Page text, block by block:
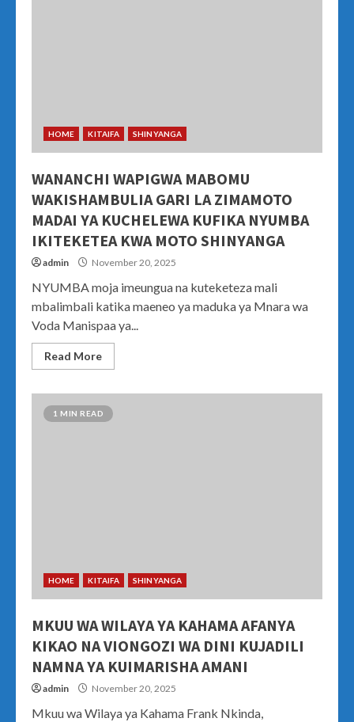
HOME KITAIFA SHINYANGA
WANANCHI WAPIGWA MABOMU
WAKISHAMBULIA GARI LA ZIMAMOTO
MADAI YA KUCHELEWA KUFIKA NYUMBA
IKITEKETEA KWA MOTO SHINYANGA
admin November 20, 2025
NYUMBA moja imeungua na kuteketeza mali
mbalimbali katika maeneo ya maduka ya Mnara wa
Voda Manispaa ya...
Read More
1 MIN READ
HOME KITAIFA SHINYANGA
MKUU WA WILAYA YA KAHAMA AFANYA
KIKAO NA VIONGOZI WA DINI KUJADILI
NAMNA YA KUIMARISHA AMANI
admin November 20, 2025
Mkuu wa Wilaya ya Kahama Frank Nkinda,